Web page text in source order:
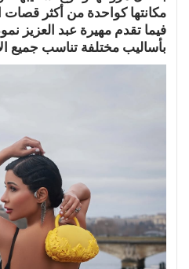
مكانتها كواحدة من أكثر قصات
فيما تقدم مهيرة عبد العزيز
بأساليب مختلفة تناسب جميع